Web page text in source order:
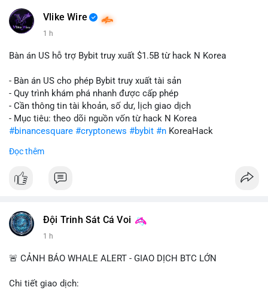
Vlike Wire
1 h
Bàn án US hỗ trợ Bybit truy xuất $1.5B từ hack N Korea
- Bàn án US cho phép Bybit truy xuất tài sản
- Quy trình khám phá nhanh được cấp phép
- Cần thông tin tài khoản, số dư, lịch giao dịch
- Mục tiêu: theo dõi nguồn vốn từ hack N Korea
#binancesquare #cryptonews #bybit #n KoreaHack
$btc $eth
#vlikevn #titanbot
Đọc thêm
Đội Trinh Sát Cá Voi
1 h
🚨 CẢNH BÁO WHALE ALERT - GIAO DỊCH BTC LỚN
Chi tiết giao dịch: